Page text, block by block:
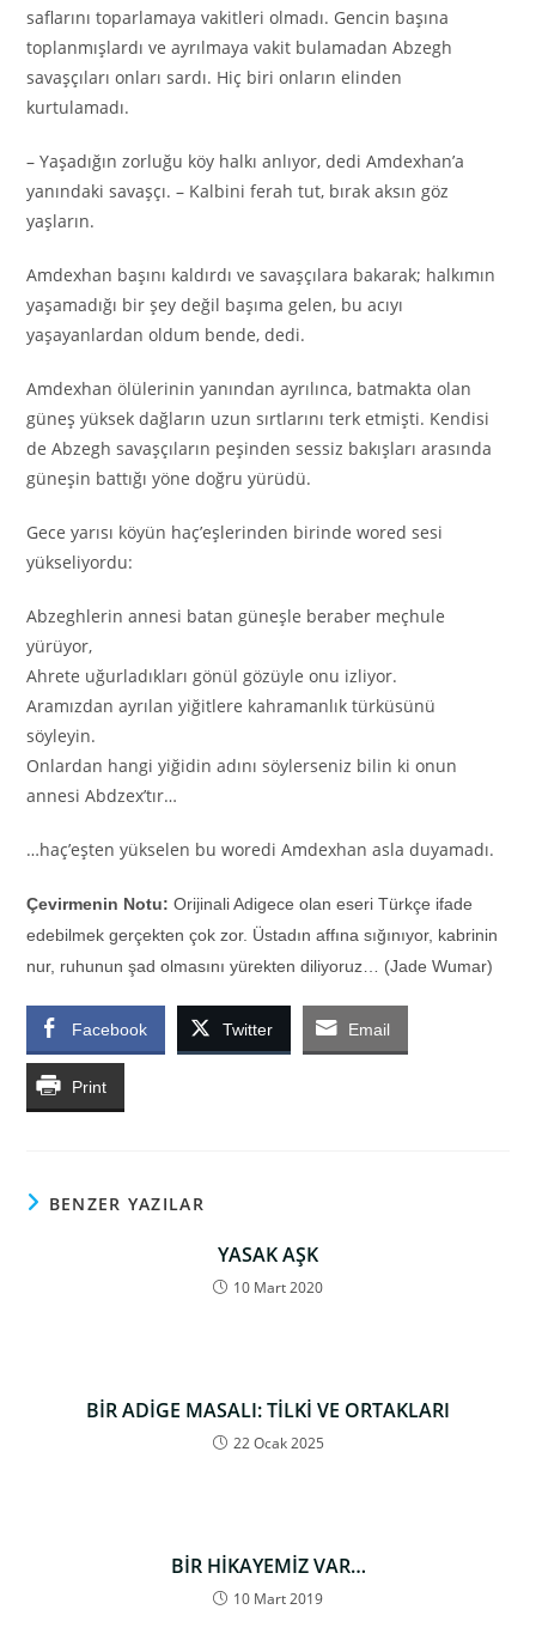
saflarını toparlamaya vakitleri olmadı. Gencin başına
toplanmışlardı ve ayrılmaya vakit bulamadan Abzegh
savaşçıları onları sardı. Hiç biri onların elinden
kurtulamadı.
– Yaşadığın zorluğu köy halkı anlıyor, dedi Amdexhan’a
yanındaki savaşçı. – Kalbini ferah tut, bırak aksın göz
yaşların.
Amdexhan başını kaldırdı ve savaşçılara bakarak; halkımın
yaşamadığı bir şey değil başıma gelen, bu acıyı
yaşayanlardan oldum bende, dedi.
Amdexhan ölülerinin yanından ayrılınca, batmakta olan
güneş yüksek dağların uzun sırtlarını terk etmişti. Kendisi
de Abzegh savaşçıların peşinden sessiz bakışları arasında
güneşin battığı yöne doğru yürüdü.
Gece yarısı köyün haç’eşlerinden birinde wored sesi
yükseliyordu:
Abzeghlerin annesi batan güneşle beraber meçhule
yürüyor,
Ahrete uğurladıkları gönül gözüyle onu izliyor.
Aramızdan ayrılan yiğitlere kahramanlık türküsünü
söyleyin.
Onlardan hangi yiğidin adını söylerseniz bilin ki onun
annesi Abdzex’tır…
…haç’eşten yükselen bu woredi Amdexhan asla duyamadı.
Çevirmenin Notu:Orijinali Adigece olan eseri Türkçe ifade
edebilmek gerçekten çok zor. Üstadın affına sığınıyor, kabrinin
nur, ruhunun şad olmasını yürekten diliyoruz… (Jade Wumar)
Facebook Twitter Email
Print
BENZER YAZILAR
YASAK AŞK
10 Mart 2020
BİR ADİGE MASALI: TİLKİ VE ORTAKLARI
22 Ocak 2025
BİR HİKAYEMİZ VAR…
10 Mart 2019